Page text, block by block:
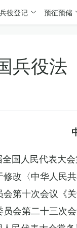
兵役登记 预征预储
兵役法
全国人民代表大
改〈中华人民
第十次会议《
会第二十三次